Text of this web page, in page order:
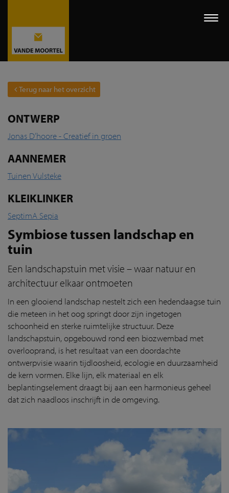
Terug naar het overzicht
ONTWERP
Jonas D’hoore - Creatief in groen
AANNEMER
Tuinen Vulsteke
KLEIKLINKER
SeptimA Sepia
Symbiose tussen landschap en
tuin
Een landschapstuin met visie – waar natuur en
architectuur elkaar ontmoeten
In een glooiend landschap nestelt zich een hedendaagse tuin
die meteen in het oog springt door zijn ingetogen
schoonheid en sterke ruimtelijke structuur. Deze
landschapstuin, opgebouwd rond een biozwembad met
overlooprand, is het resultaat van een doordachte
ontwerpvisie waarin tijdloosheid, ecologie en duurzaamheid
de kern vormen. Elke lijn, elk materiaal en elk
beplantingselement draagt bij aan een harmonieus geheel
dat zich naadloos inschrijft in de omgeving.